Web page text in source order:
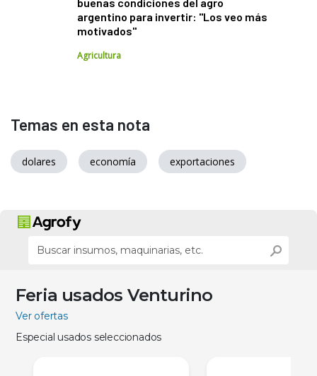
argentino para invertir: "Los veo más
motivados"
Agricultura
Temas en esta nota
dolares economía exportaciones
Feria usados Venturino
Ver ofertas
Especial usados seleccionados